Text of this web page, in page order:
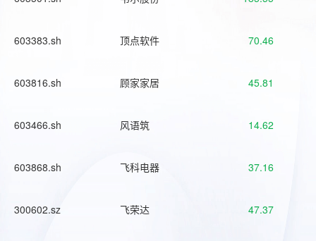
603383.sh 顶点软件 70.46
603816.sh 顾家家居 45.81
603466.sh 风语筑 14.62
603868.sh 飞科电器 37.16
300602.sz 飞荣达 47.37